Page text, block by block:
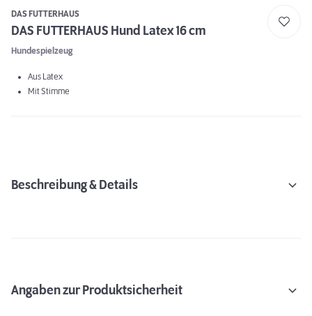
DAS FUTTERHAUS
DAS FUTTERHAUS Hund Latex 16 cm
Hundespielzeug
Aus Latex
Mit Stimme
Beschreibung & Details
Angaben zur Produktsicherheit